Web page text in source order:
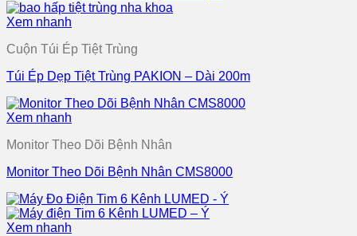
Xem nhanh
Cuộn Túi Ép Tiệt Trùng
Túi Ép Dẹp Tiệt Trùng PAKION – Dài 200m
Xem nhanh
Monitor Theo Dõi Bệnh Nhân
Monitor Theo Dõi Bệnh Nhân CMS8000
Xem nhanh